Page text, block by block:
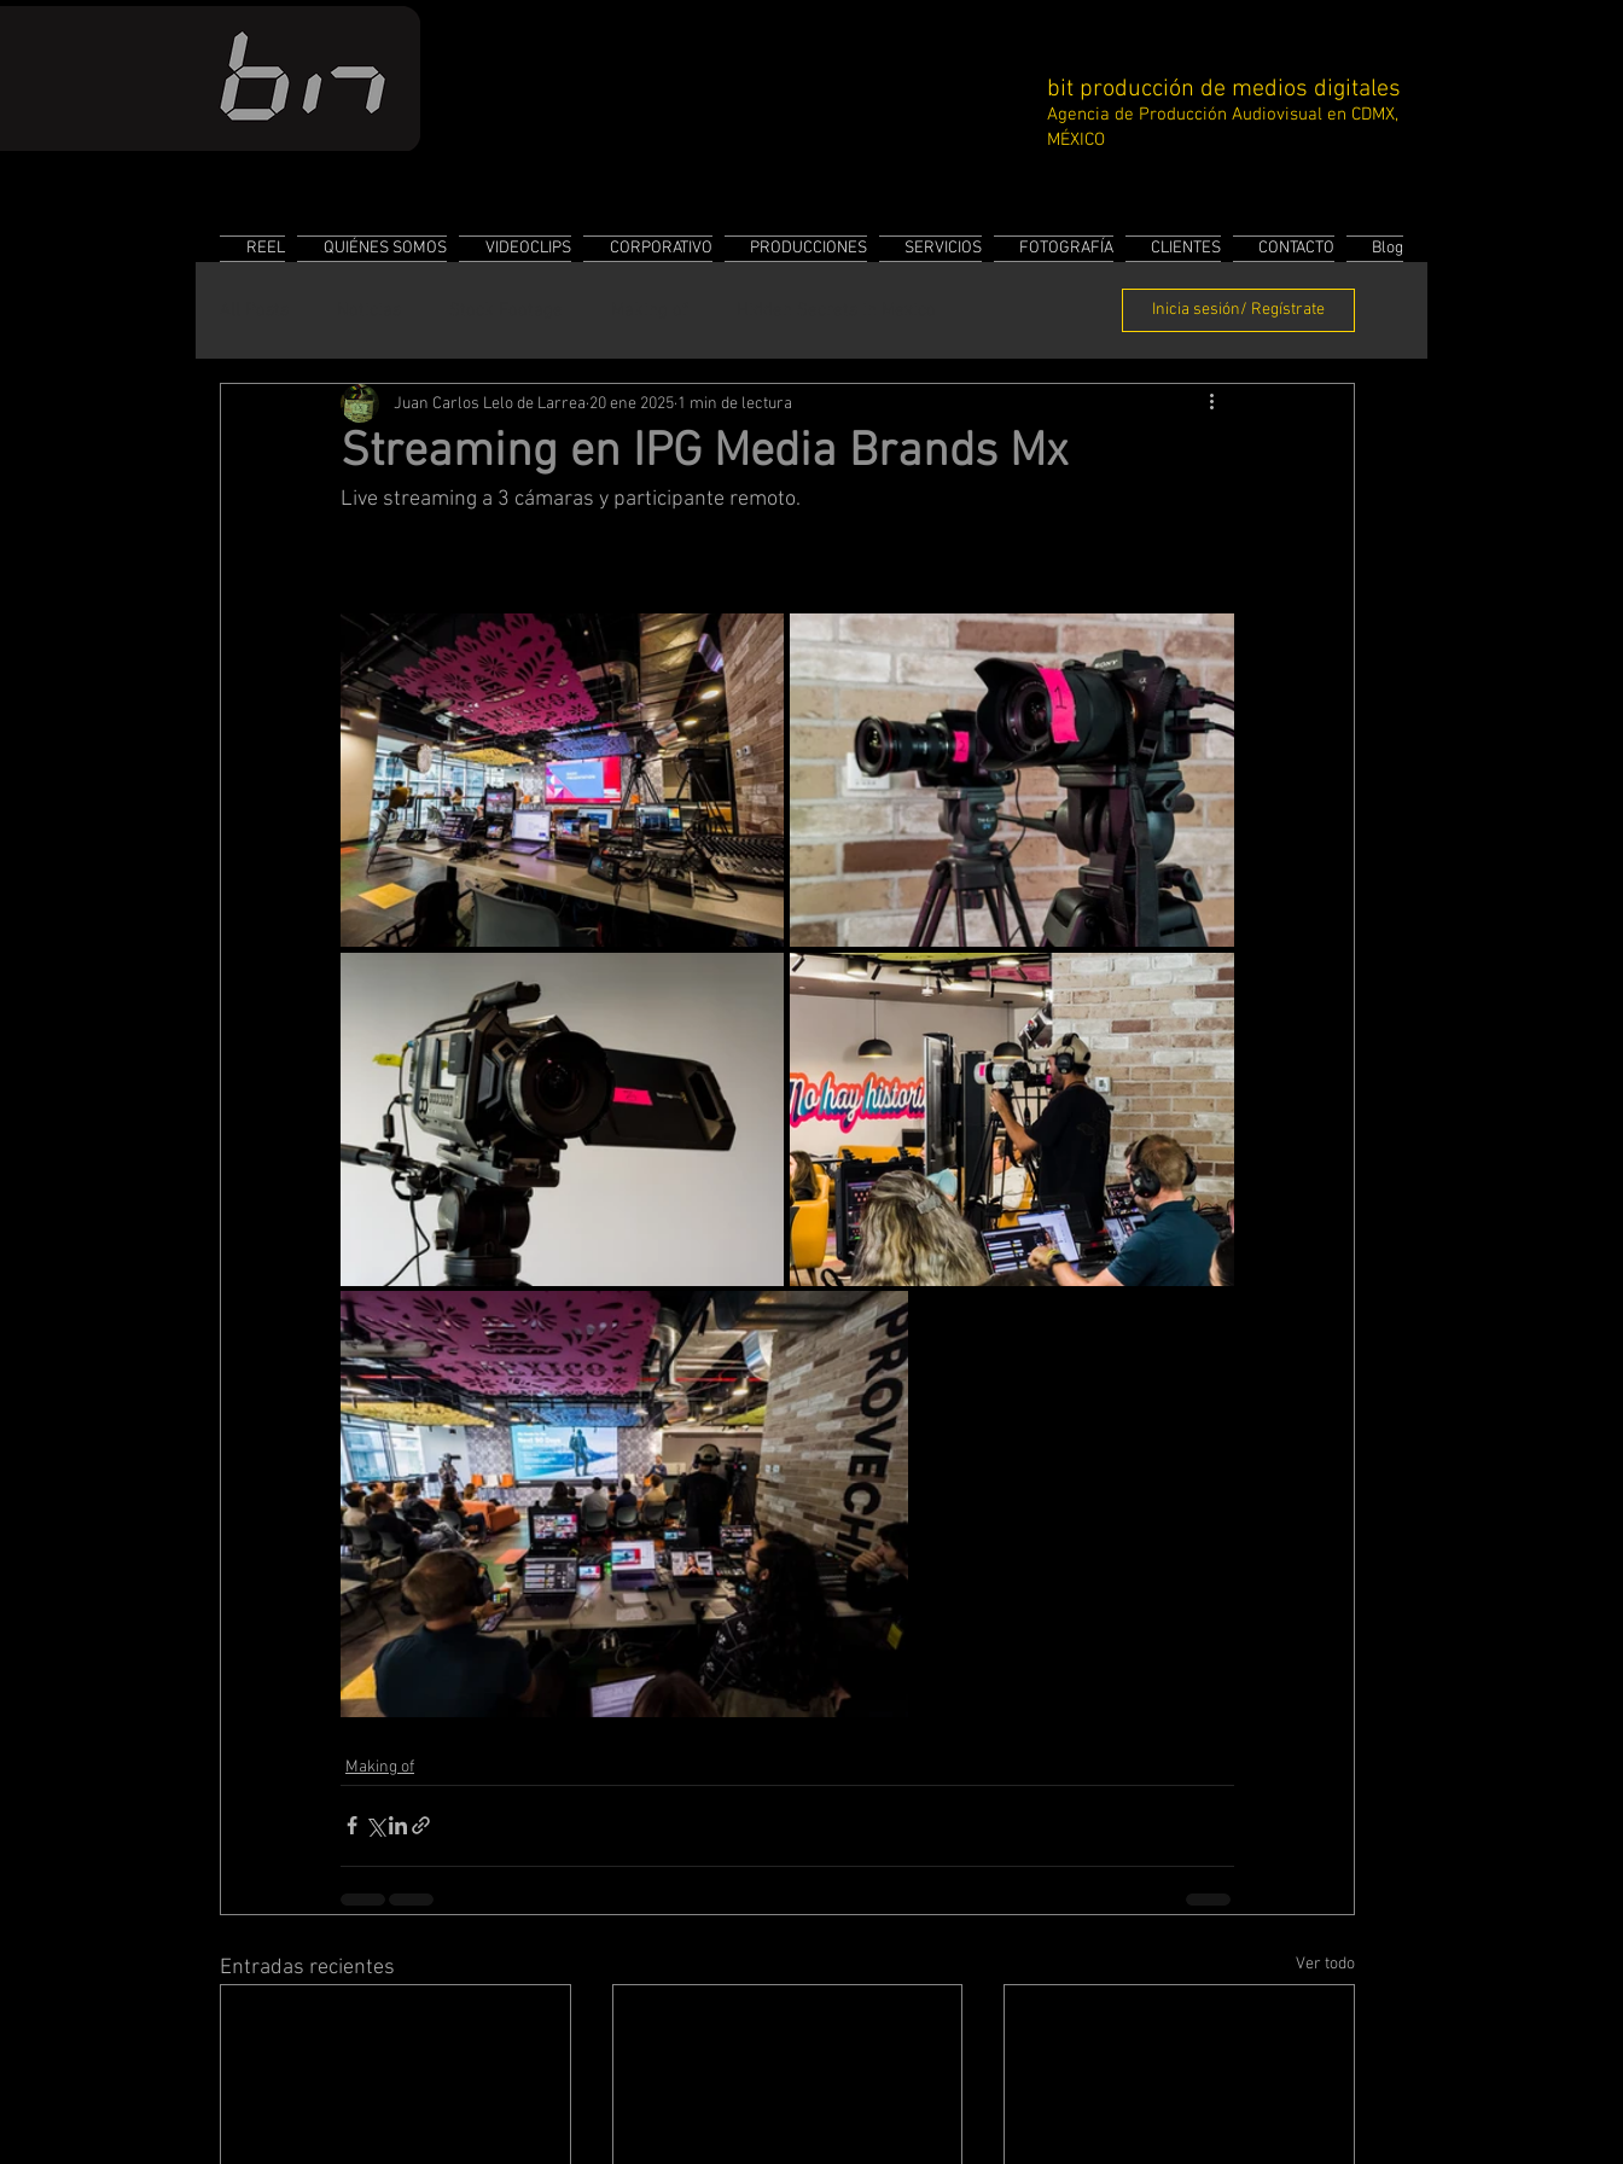
bit producción de medios digitales
Agencia de Producción Audiovisual en CDMX,
MÉXICO
REEL QUIÉNES SOMOS VIDEOCLIPS CORPORATIVO PRODUCCIONES SERVICIOS FOTOGRAFÍA CLIENTES CONTACTO Blog
Conocimiento
Inicia sesión/ Regístrate
Streaming en IPG Media Brands Mx
Juan Carlos Lelo de Larrea 20 ene 2025 1 min de lectura
Live streaming a 3 cámaras y participante remoto.
Making of
Entradas recientes Ver todo